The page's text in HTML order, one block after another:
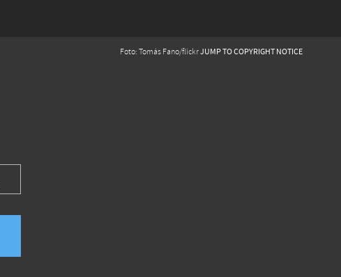
Foto: Tomás Fano/flickrJUMP TO COPYRIGHT NOTICE